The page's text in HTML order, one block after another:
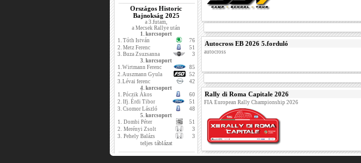
Országos Historic
Bajnokság 2025
a 3.futam,
a Mecsek Rallye után
1. korcsoport
1. Tóth István
76
2. Metz Ferenc
51
3. Buza Zsuzsanna
3
3. korcsoport
1.Wirtmann Ferenc
85
2.Auszmann Gyula
52
3.Lévai ferenc
42
4. korcsoport
1. Póczik Ákos
60
2. Ifj. Érdi Tibor
51
3. Csomor László
48
5. korcsoport
1. Dombi Péter
51
2. Merényi Zsolt
3
3. Pehely Balázs 3
teljes táblázat
Autocross EB 2026 5.forduló
autocross
Rally di Roma Capitale 2026
FIA European Rally Championship 2026